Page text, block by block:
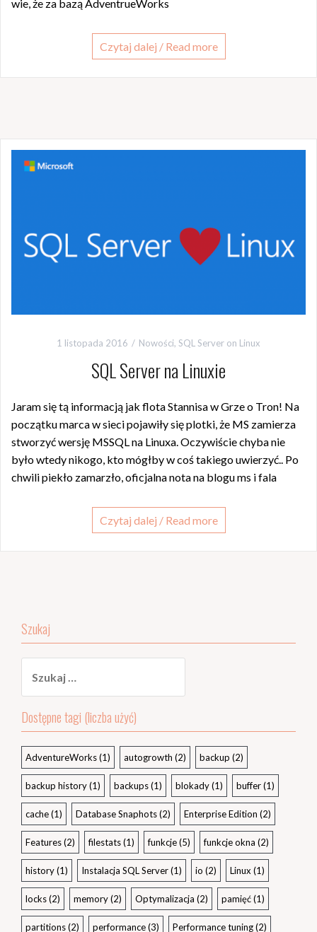
wie, że za bazą AdventrueWorks
Czytaj dalej / Read more
1 listopada 2016 Nowości, SQL Server on Linux
SQL Server na Linuxie
Jaram się tą informacją jak flota Stannisa w Grze o Tron! Na
początku marca w sieci pojawiły się plotki, że MS zamierza
stworzyć wersję MSSQL na Linuxa. Oczywiście chyba nie
było wtedy nikogo, kto mógłby w coś takiego uwierzyć.. Po
chwili piekło zamarzło, oficjalna nota na blogu ms i fala
Czytaj dalej / Read more
Szukaj
Dostępne tagi (liczba użyć)
AdventureWorks(1) autogrowth (2) backup (2)
backup history(1) backups(1) blokady(1) buffer(1)
cache(1) Database Snaphots(2) Enterprise Edition (2)
Features(2) filestats(1) funkcje(5) funkcje okna (2)
history(1) Instalacja SQL Server(1) io (2) Linux (1)
locks(2) memory(2) Optymalizacja (2) pamięć(1)
partitions(2) performance(3) Performance tuning(2)